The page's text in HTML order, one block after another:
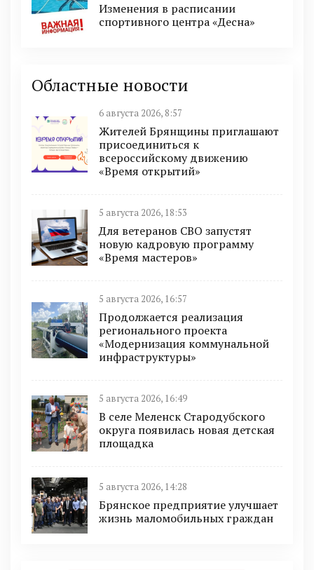
Изменения в расписании
спортивного центра «Десна»
Областные новости
6 августа 2026, 8:57
Жителей Брянщины приглашают
присоединиться к
всероссийскому движению
«Время открытий»
5 августа 2026, 18:53
Для ветеранов СВО запустят
новую кадровую программу
«Время мастеров»
5 августа 2026, 16:57
Продолжается реализация
регионального проекта
«Модернизация коммунальной
инфраструктуры»
5 августа 2026, 16:49
В селе Меленск Стародубского
округа появилась новая детская
площадка
5 августа 2026, 14:28
Брянское предприятие улучшает
жизнь маломобильных граждан